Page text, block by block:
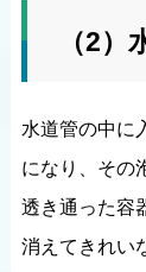
（2
水道管の中に
になり、その
透き通った容
消えてきれい